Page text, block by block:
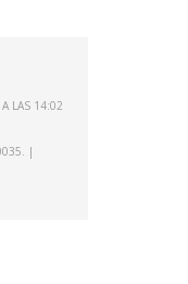
LAS 14:02